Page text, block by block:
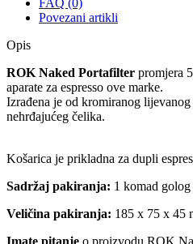
Povezani artikli
Opis
ROK Naked Portafilter promjera
aparate za espresso ove marke.
Izrađena je od kromiranog lijevanog
nehrđajućeg čelika.
Košarica je prikladna za dupli
Sadržaj pakiranja: 1 komad
Veličina pakiranja: 185 x 75 x 45
Imate pitanje o proizvodu ROK